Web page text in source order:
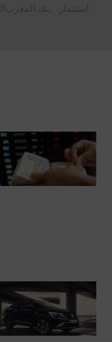
استثمار
بنك المغرب